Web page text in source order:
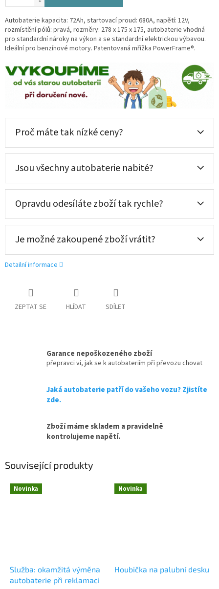
Autobaterie kapacita: 72Ah, startovací proud: 680A, napětí: 12V,
rozmístění pólů: pravá, rozměry: 278 x 175 x 175, autobaterie vhodná
pro standardní nároky na výkon a se standardní elektrickou výbavou.
Ideální pro benzínové motory. Patentovaná mřížka PowerFrame®.
Proč máte tak nízké ceny?
Jsou všechny autobaterie nabité?
Opravdu odesíláte zboží tak rychle?
Je možné zakoupené zboží vrátit?
Detailní informace
ZEPTAT SE HLÍDAT SDÍLET
Garance nepoškozeného zboží
přepravci ví, jak se k autobateriím při převozu chovat
Jaká autobaterie patří do vašeho vozu? Zjistíte
zde.
Zboží máme skladem a pravidelně
kontrolujeme napětí.
Související produkty
Novinka
Služba: okamžitá výměna
autobaterie při reklamaci
Novinka
Houbička na palubní desku